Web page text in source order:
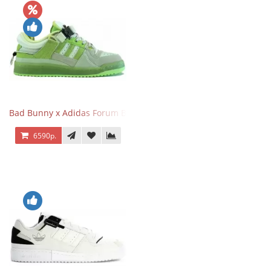
Bad Bunny x Adidas Forum Buckle Low Fluorescent Green
6590р.